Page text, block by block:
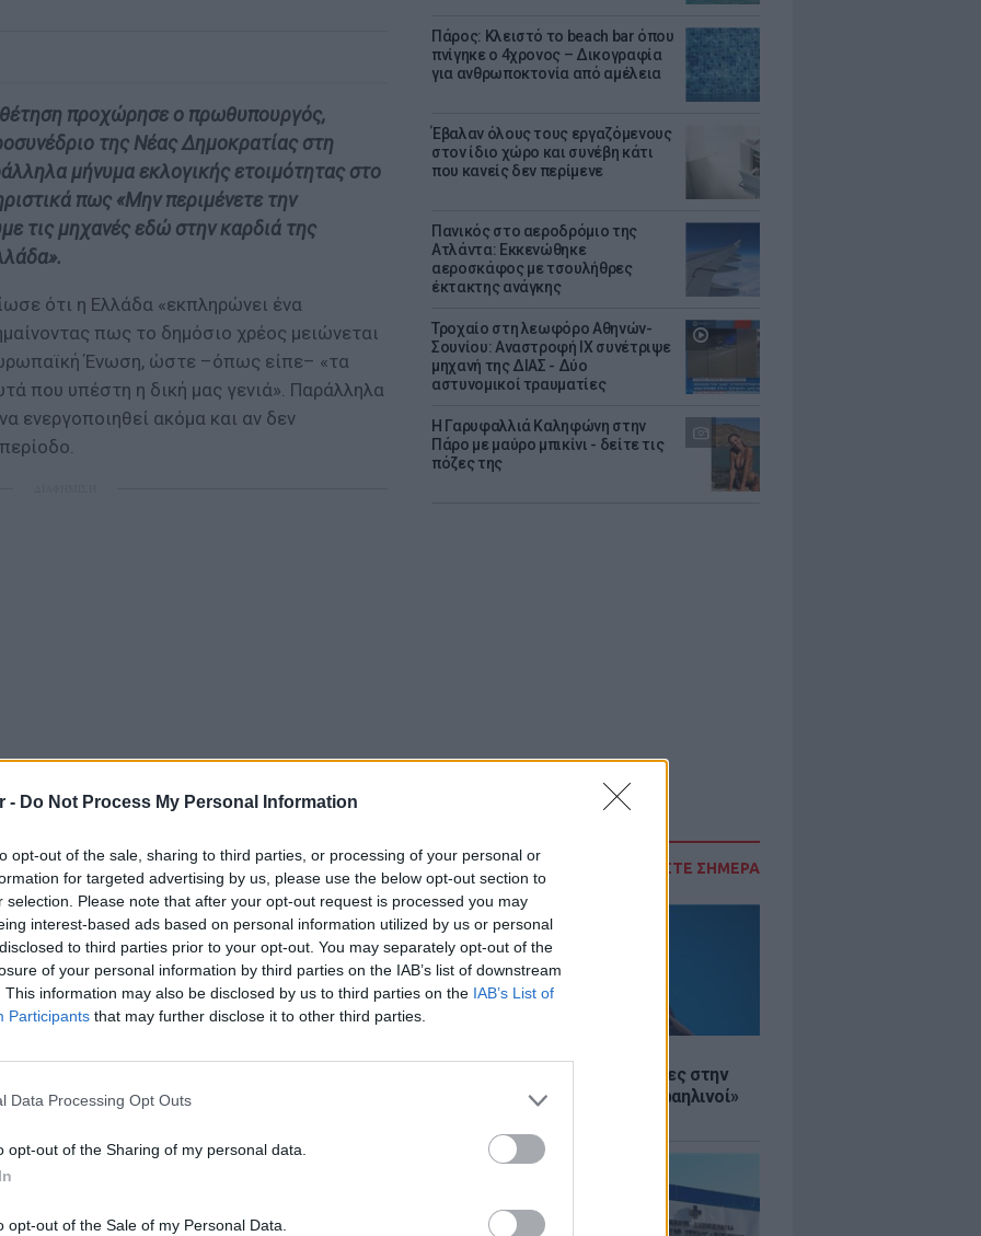
- Do Not Process My Personal Information
opt-out of the sale, sharing to third parties, or processing of your personal or
for targeted advertising by us, please use the below opt-out section to
selection. Please note that after your opt-out request is processed you may
interest-based ads based on personal information utilized by us or personal
to third parties prior to your opt-out. You may separately opt-out of the
of your personal information by third parties on the IAB’s list of downstream
This information may also be disclosed by us to third parties on the IAB’s List of
Participants that may further disclose it to other third parties.
Data Processing Opt Outs
opt-out of the Sharing of my personal data.
opt-out of the Sale of my Personal Data.
Πάρος: Κλειστό το beach bar όπου
πνίγηκε ο 4χρονος – Δικογραφία
για ανθρωποκτονία από αμέλεια
Έβαλαν όλους τους εργαζόμενους
στον ίδιο χώρο και συνέβη κάτι
που κανείς δεν περίμενε
Πανικός στο αεροδρόμιο της
Ατλάντα: Εκκενώθηκε
αεροσκάφος με τσουλήθρες
έκτακτης ανάγκης
Τροχαίο στη λεωφόρο Αθηνών-
Σουνίου: Αναστροφή ΙΧ συνέτριψε
μηχανή της ΔΙΑΣ - Δύο
αστυνομικοί τραυματίες
Η Γαρυφαλλιά Καληφώνη στην
Πάρο με μαύρο μπικίνι - δείτε τις
πόζες της
ΔΙΑΒΑΣΤΕ ΣΗΜΕΡΑ
Ισραηλινό ΥΠΕΞ προς τουρίστες στην
Ελλάδα: «Κρύψτε ότι είστε Ισραηλινοί»
προχώρησε ο πρωθυπουργός,
της Νέας Δημοκρατίας στη
μήνυμα εκλογικής ετοιμότητας στο
πως «Μην περιμένετε την
τις μηχανές εδώ στην καρδιά της
ότι η Ελλάδα «εκπληρώνει ένα
πως το δημόσιο χρέος μειώνεται
Ένωση, ώστε –όπως είπε– «τα
που υπέστη η δική μας γενιά». Παράλληλα
ενεργοποιηθεί ακόμα και αν δεν
την οικονομική πίεση στα νοικοκυριά,
κάθε δυνατή προσπάθεια για τη
ξεκαθαρίζοντας ωστόσο ότι «δεν θα
να γίνουν». Παράλληλα, άφησε
λέγοντας πως «όταν ορισμένοι
2015, η ΝΔ σχεδιάζει το
ότι συνεχίζεται κανονικά η επέκταση του